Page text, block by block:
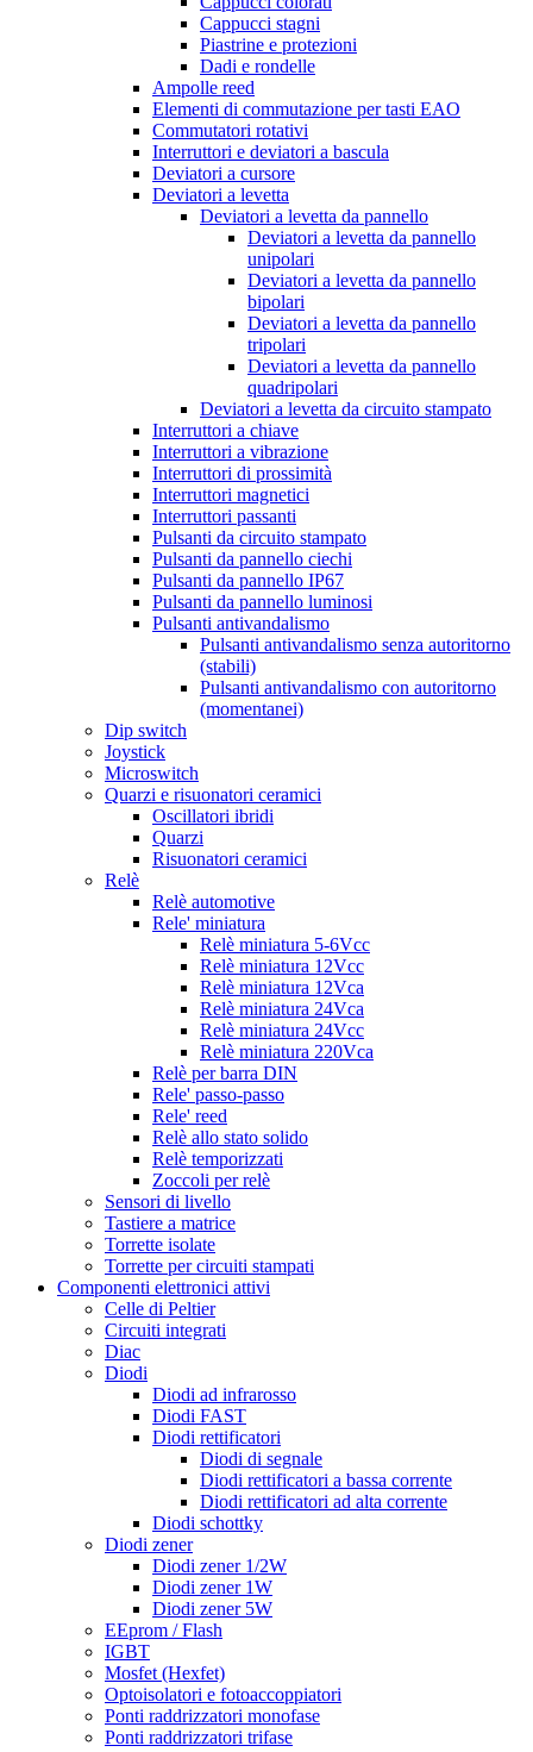
Cappucci stagni
Piastrine e protezioni
Dadi e rondelle
Ampolle reed
Elementi di commutazione per tasti EAO
Commutatori rotativi
Interruttori e deviatori a bascula
Deviatori a cursore
Deviatori a levetta
Deviatori a levetta da pannello
Deviatori a levetta da pannello
unipolari
Deviatori a levetta da pannello
bipolari
Deviatori a levetta da pannello
tripolari
Deviatori a levetta da pannello
quadripolari
Deviatori a levetta da circuito stampato
Interruttori a chiave
Interruttori a vibrazione
Interruttori di prossimità
Interruttori magnetici
Interruttori passanti
Pulsanti da circuito stampato
Pulsanti da pannello ciechi
Pulsanti da pannello IP67
Pulsanti da pannello luminosi
Pulsanti antivandalismo
Pulsanti antivandalismo senza autoritorno
(stabili)
Pulsanti antivandalismo con autoritorno
(momentanei)
Dip switch
Joystick
Microswitch
Quarzi e risuonatori ceramici
Oscillatori ibridi
Quarzi
Risuonatori ceramici
Relè
Relè automotive
Rele' miniatura
Relè miniatura 5-6Vcc
Relè miniatura 12Vcc
Relè miniatura 12Vca
Relè miniatura 24Vca
Relè miniatura 24Vcc
Relè miniatura 220Vca
Relè per barra DIN
Rele' passo-passo
Rele' reed
Relè allo stato solido
Relè temporizzati
Zoccoli per relè
Sensori di livello
Tastiere a matrice
Torrette isolate
Torrette per circuiti stampati
Componenti elettronici attivi
Celle di Peltier
Circuiti integrati
Diac
Diodi
Diodi ad infrarosso
Diodi FAST
Diodi rettificatori
Diodi di segnale
Diodi rettificatori a bassa corrente
Diodi rettificatori ad alta corrente
Diodi schottky
Diodi zener
Diodi zener 1/2W
Diodi zener 1W
Diodi zener 5W
EEprom / Flash
IGBT
Mosfet (Hexfet)
Optoisolatori e fotoaccoppiatori
Ponti raddrizzatori monofase
Ponti raddrizzatori trifase